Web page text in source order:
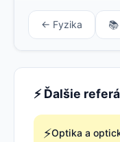
← Fyzika
⚡ Ďalšie
⚡Optika a